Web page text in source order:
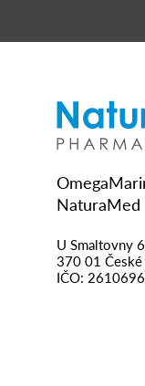
NaturaMed
U Smaltovny
370 01
IČO: